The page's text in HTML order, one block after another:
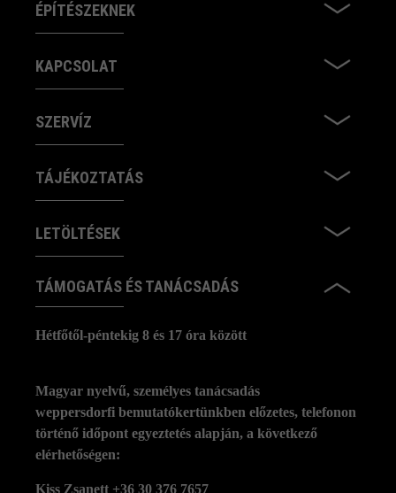
ÉPÍTÉSZEKNEK
KAPCSOLAT
SZERVÍZ
TÁJÉKOZTATÁS
LETÖLTÉSEK
TÁMOGATÁS ÉS TANÁCSADÁS
Hétfőtől-péntekig 8 és 17 óra között
Magyar nyelvű, személyes tanácsadás
weppersdorfi bemutatókertünkben előzetes, telefonon
történő időpont egyeztetés alapján, a következő
elérhetőségen:
Kiss Zsanett +36 30 376 7657